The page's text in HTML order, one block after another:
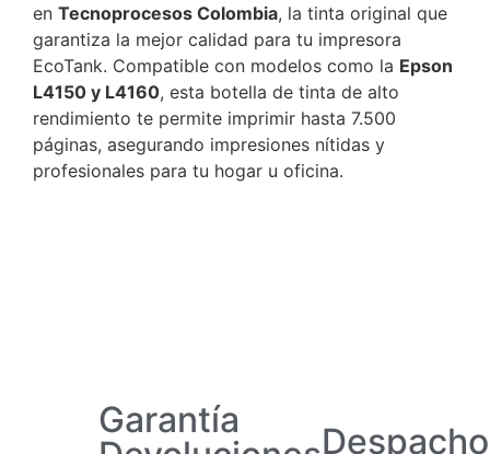
en Tecnoprocesos Colombia, la tinta original que
garantiza la mejor calidad para tu impresora
EcoTank. Compatible con modelos como la Epson
L4150 y L4160, esta botella de tinta de alto
rendimiento te permite imprimir hasta 7.500
páginas, asegurando impresiones nítidas y
profesionales para tu hogar u oficina.
Garantía